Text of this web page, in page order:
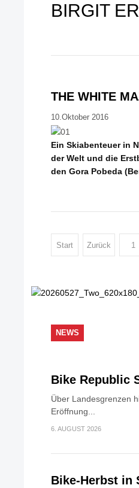
BIRGIT
THE WHITE
10.Oktober 2016
Ein Skiabenteuer in
der Welt und die
den Gora Pobeda
Start Zurück 1
NEWS
Bike Republic
Über Landesgrenzen
Eröffnung...
6. AUGUST 2026
Bike-Herbst in